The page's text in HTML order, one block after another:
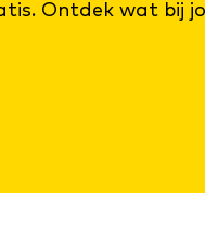
Ontdek wat bij